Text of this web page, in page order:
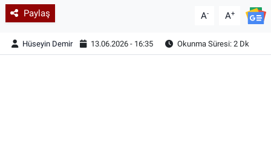
Paylaş A- A+
Hüseyin Demir 13.06.2026 - 16:35 Okunma Süresi: 2 Dk